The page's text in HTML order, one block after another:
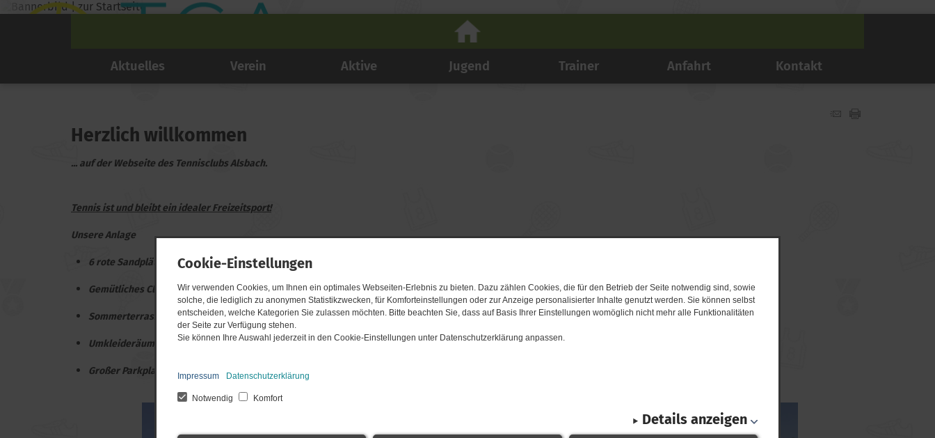
Cookie-Einstellungen
Wir verwenden Cookies, um Ihnen ein optimales Webseiten-Erlebnis zu bieten. Dazu zählen Cookies, die für den Betrieb der Seite notwendig sind, sowie
solche, die lediglich zu anonymen Statistikzwecken, für Komforteinstellungen oder zur Anzeige personalisierter Inhalte genutzt werden. Sie können selbst
entscheiden, welche Kategorien Sie zulassen möchten. Bitte beachten Sie, dass auf Basis Ihrer Einstellungen womöglich nicht mehr alle Funktionalitäten
der Seite zur Verfügung stehen.
Sie können Ihre Auswahl jederzeit in den Cookie-Einstellungen unter Datenschutzerklärung anpassen.
Impressum Datenschutzerklärung
Notwendig Komfort
Details anzeigen
Aktuelles Verein Aktive Jugend Trainer Anfahrt Kontakt
Herzlich willkommen
... auf der Webseite des Tennisclubs Alsbach.
Tennis ist und bleibt ein idealer Freizeitsport!
Unsere Anlage
6 rote Sandplätze
Gemütliches Clubhaus
Sommerterrasse mit Blick zum Melibokus und Bergstraße
Umkleideräume/Duschen
Großer Parkplatz